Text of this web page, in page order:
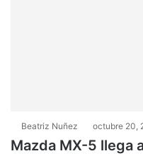
Beatriz Nuñez octubre 20,
Mazda MX-5 llega